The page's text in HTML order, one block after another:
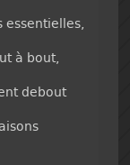
essentielles,
à bout,
debout